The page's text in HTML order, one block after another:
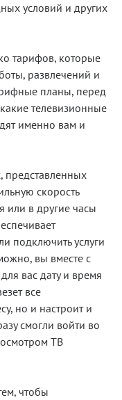
условий и других
тарифов, которые
развлечений и
планы, перед
телевизионные
именно вам и
представленных
скорость
или в другие часы
подключить услуги
вы вместе с
вас дату и время
все
но и настроит и
смогли войти во
ТВ
чтобы